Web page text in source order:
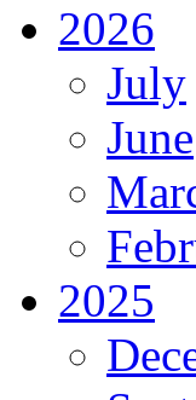
2026
July
June
2025